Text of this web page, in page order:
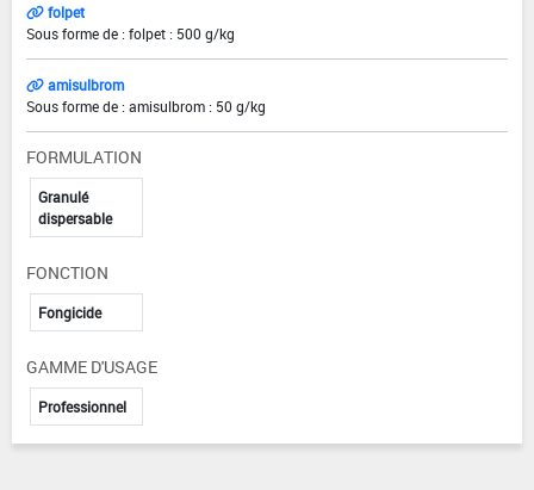
folpet
Sous forme de : folpet : 500 g/kg
amisulbrom
Sous forme de : amisulbrom : 50 g/kg
FORMULATION
Granulé
dispersable
FONCTION
Fongicide
GAMME D'USAGE
Professionnel